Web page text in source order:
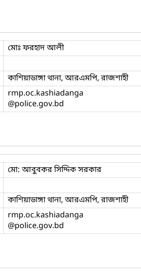
মোঃ ফরহাদ আলী
কাশিয়াডাঙ্গা থানা, আরএমপি, রাজশাহী
rmp.oc.kashiadanga
@police.gov.bd
মো: আবুবকর সিদ্দিক সরকার
কাশিয়াডাঙ্গা থানা, আরএমপি, রাজশাহী
rmp.oc.kashiadanga
@police.gov.bd